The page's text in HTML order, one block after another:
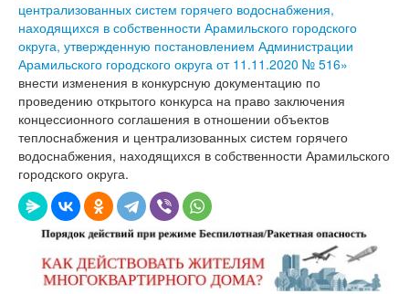
централизованных систем горячего водоснабжения,
находящихся в собственности Арамильского городского
округа, утвержденную постановлением Администрации
Арамильского городского округа от 11.11.2020 № 516»
внести изменения в конкурсную документацию по
проведению открытого конкурса на право заключения
концессионного соглашения в отношении объектов
теплоснабжения и централизованных систем горячего
водоснабжения, находящихся в собственности Арамильского
городского округа.